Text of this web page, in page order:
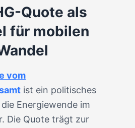
Quote als
für mobilen
vom
ist ein politisches
Energiewende im
Die Quote trägt zur